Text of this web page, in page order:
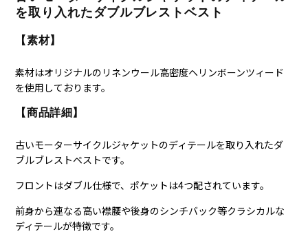
を取り入れたダブルブレストベスト
【素材】
素材はオリジナルのリネンウール高密度ヘリンボーンツィード
を使用しております。
【商品詳細】
古いモーターサイクルジャケットのディテールを取り入れたダ
ブルブレストベストです。
フロントはダブル仕様で、ポケットは4つ配されています。
前身から連なる高い襟腰や後身のシンチバック等クラシカルな
ディテールが特徴です。